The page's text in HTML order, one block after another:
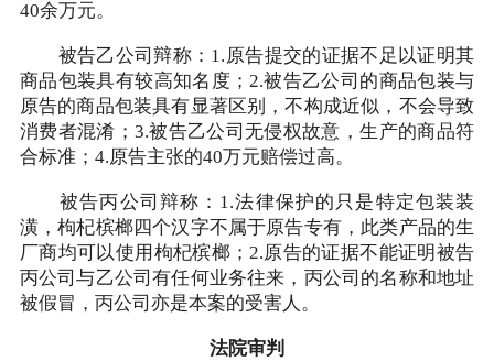
40余万元。
被告乙公司辩称：1.原告提交的证据不足以证明其
商品包装具有较高知名度；2.被告乙公司的商品包装与
原告的商品包装具有显著区别，不构成近似，不会导致
消费者混淆；3.被告乙公司无侵权故意，生产的商品符
合标准；4.原告主张的40万元赔偿过高。
被告丙公司辩称：1.法律保护的只是特定包装装
潢，枸杞槟榔四个汉字不属于原告专有，此类产品的生
厂商均可以使用枸杞槟榔；2.原告的证据不能证明被告
丙公司与乙公司有任何业务往来，丙公司的名称和地址
被假冒，丙公司亦是本案的受害人。
法院审判